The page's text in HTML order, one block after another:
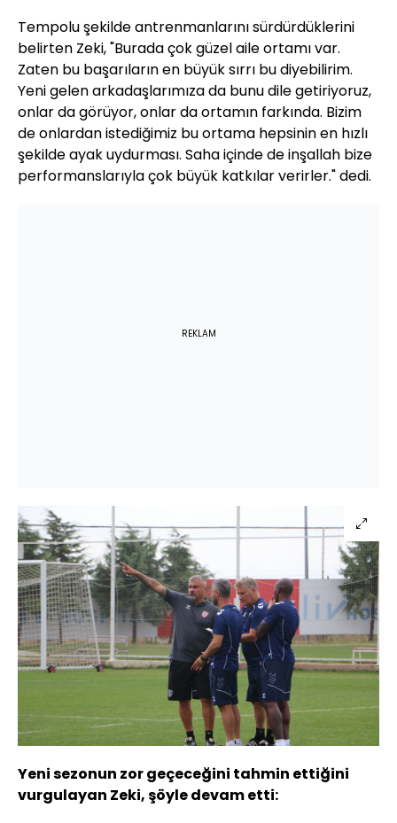
Tempolu şekilde antrenmanlarını sürdürdüklerini
belirten Zeki, "Burada çok güzel aile ortamı var.
Zaten bu başarıların en büyük sırrı bu diyebilirim.
Yeni gelen arkadaşlarımıza da bunu dile getiriyoruz,
onlar da görüyor, onlar da ortamın farkında. Bizim
de onlardan istediğimiz bu ortama hepsinin en hızlı
şekilde ayak uydurması. Saha içinde de inşallah bize
performanslarıyla çok büyük katkılar verirler." dedi.
REKLAM
Yeni sezonun zor geçeceğini tahmin ettiğini
vurgulayan Zeki, şöyle devam etti: